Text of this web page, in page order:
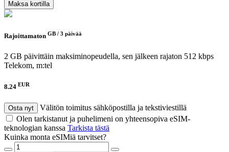
Maksa kortilla
Rajoittamaton GB / 3 päivää
2 GB päivittäin maksiminopeudella, sen jälkeen rajaton 512 kbps
Telekom, m:tel
8.24 EUR
Osta nyt
Välitön toimitus sähköpostilla ja tekstiviestillä
Olen tarkistanut ja puhelimeni on yhteensopiva eSIM-
teknologian kanssa Tarkista tästä
Kuinka monta eSIMiä tarvitset?